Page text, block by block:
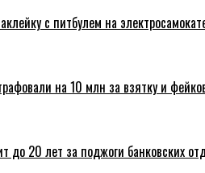
с питбулем на
на 10 млн за взятку и
до 20 лет за поджоги банковских